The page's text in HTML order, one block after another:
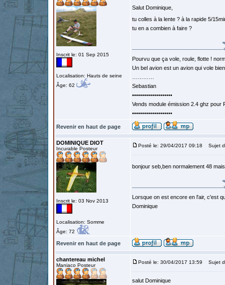
Inscrit le: 01 Sep 2015
Localisation: Hauts de seine
Âge: 62
Salut Dominique,
tu colles à la lente ? à la rapide 5/
tu en a combien à faire ?
Pourvu que ça vole, roule, flotte !
Un bel avion est un avion qui vole
Sebastian
••••••••••••••••••••
Vends module émission 2.4 ghz
••••••••••••••••••••
Revenir en haut de page
DOMINIQUE DIOT
Incurable Posteur
Inscrit le: 03 Nov 2013
Localisation: Somme
Âge: 72
Posté le: 29/04/2017 09:18 Sujet
bonjour seb,ben normalement 48
Lorsque on est encore en l'air, c'est
Dominique
Revenir en haut de page
chantereau michel
Maniaco Posteur
Posté le: 30/04/2017 13:59 Sujet
salut Dominique